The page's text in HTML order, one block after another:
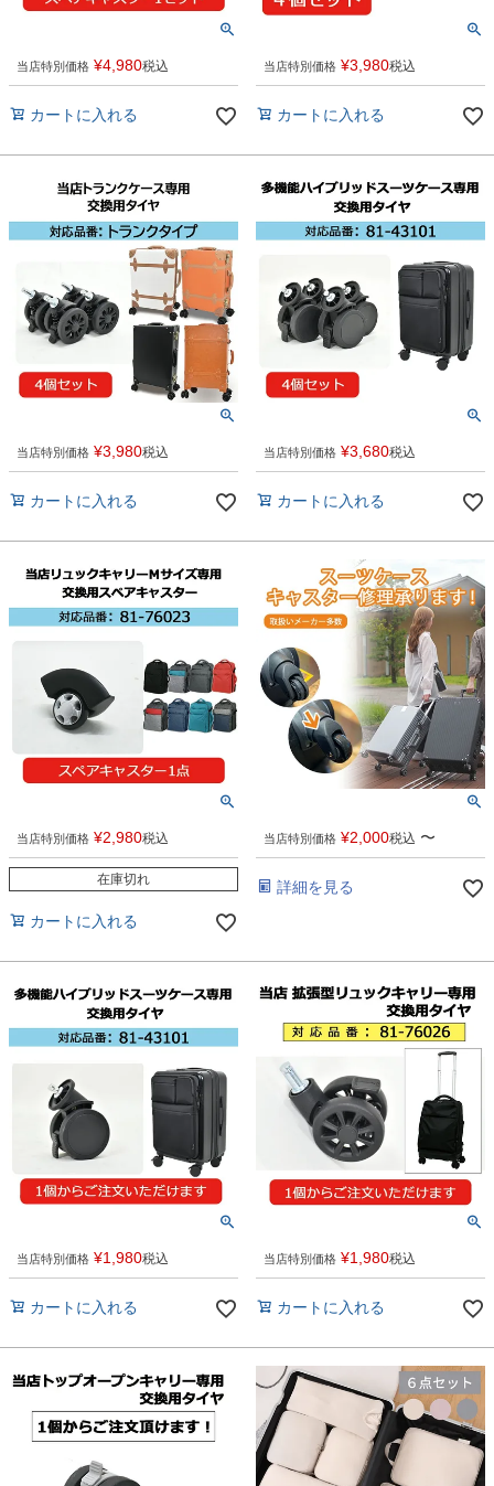
当店特別価格 ¥4,980税込
カートに入れる
当店特別価格 ¥3,980税込
カートに入れる
当店特別価格 ¥3,980税込
カートに入れる
当店特別価格 ¥3,680税込
カートに入れる
当店特別価格 ¥2,980税込
在庫切れ
カートに入れる
当店特別価格 ¥2,000税込 〜
詳細を見る
当店特別価格 ¥1,980税込
カートに入れる
当店特別価格 ¥1,980税込
カートに入れる